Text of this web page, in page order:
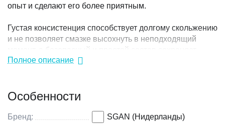
опыт и сделают его более приятным.
Густая консистенция способствует долгому скольжению
и не позволяет смазке высохнуть в неподходящий
момент, а безопасный и простой состав сохраняет
естественный pH баланс слизистых.
инструментом для мужчин и женщин, которые
и удовлетворение от интимных отношений. Помимо
Полное описание
Особенности
Бренд: SGAN (Нидерланды)